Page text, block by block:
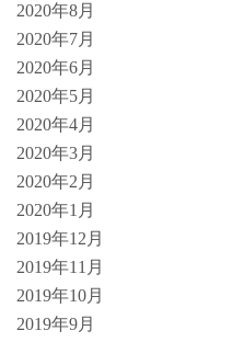
2020年8月
2020年7月
2020年6月
2020年5月
2020年4月
2020年3月
2020年2月
2020年1月
2019年12月
2019年11月
2019年10月
2019年9月